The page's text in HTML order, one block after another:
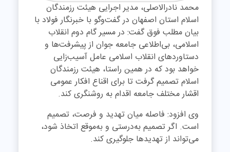
محمد نادرالاصلی، مدیر اجرایی هیئت رزمندگان
اسلام استان اصفهان در گفت‌وگو با خبرنگار فولاد با
بیان مطلب فوق گفت: در مسیر گام دوم انقلاب
اسلامی، بی‌اطلاعی جامعه جوان از پیشرفت‌ها و
دستاوردهای انقلاب اسلامی عامل آسیب‌زایی
خواهد بود که در همین راستا، هیئت رزمندگان
اسلام تصمیم گرفت تا برای اقناع افکار عمومی
اقشار مختلف جامعه اقدام به روشنگری کند.
وی افزود: فاصله میان تهدید و فرصت، تصمیم
است. اگر تصمیم به‌درستی و به‌موقع اتخاذ شود،
می‌تواند از تهدیدها جلوگیری کند.